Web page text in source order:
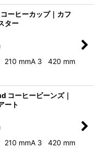
ーヒーカップ｜カフ
ター
210 mmA 3 420 mm
コーヒービーンズ｜
ート
210 mmA 3 420 mm